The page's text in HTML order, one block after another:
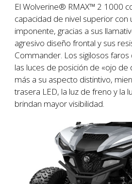
El Wolverine® RMAX™ 2 1000
capacidad de nivel superior con
imponente, gracias a sus
agresivo diseño frontal y sus
Commander. Los sigilosos
las luces de posición de «ojo de
más a su aspecto distintivo,
trasera LED, la luz de freno y la
brindan mayor visibilidad.